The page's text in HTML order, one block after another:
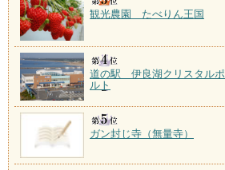
観光農園 たべりん王国
道の駅 伊良湖クリスタルポ
ルト
ガン封じ寺（無量寺）